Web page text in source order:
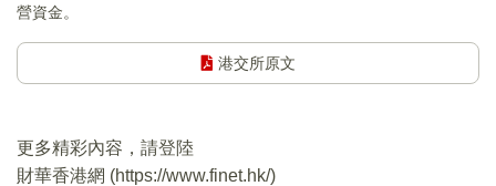
營資金。
港交所原文
更多精彩內容，請登陸
財華香港網 (https://www.finet.hk/)